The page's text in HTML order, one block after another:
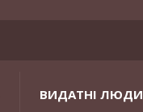
ВИДАТНІ ЛЮДИ